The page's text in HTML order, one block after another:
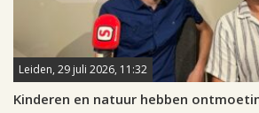
Leiden, 29 juli 2026, 11:32
Kinderen en natuur hebben